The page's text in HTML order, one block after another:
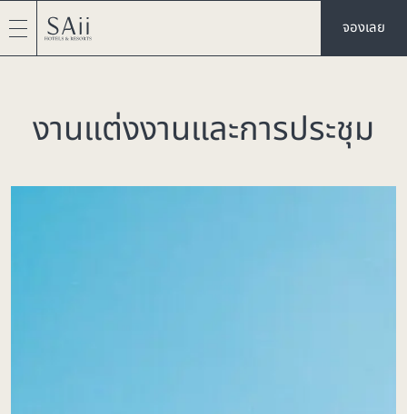
จองเลย
งานแต่งงานและการประชุม